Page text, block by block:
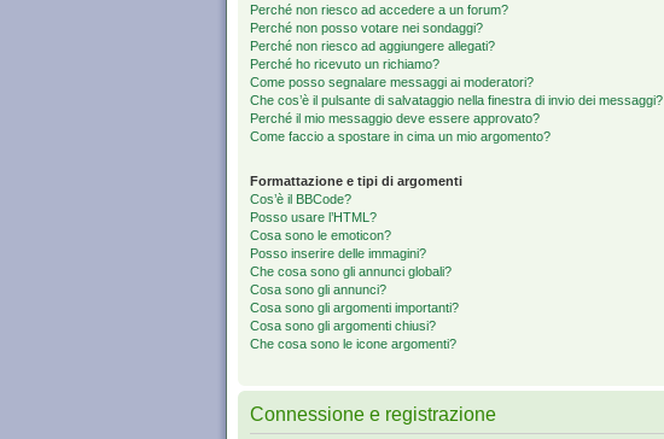
Perché non riesco ad accedere a un forum?
Perché non posso votare nei sondaggi?
Perché non riesco ad aggiungere allegati?
Perché ho ricevuto un richiamo?
Come posso segnalare messaggi ai moderatori?
Che cos’è il pulsante di salvataggio nella finestra di invio dei messaggi?
Perché il mio messaggio deve essere approvato?
Come faccio a spostare in cima un mio argomento?
Formattazione e tipi di argomenti
Cos’è il BBCode?
Posso usare l’HTML?
Cosa sono le emoticon?
Posso inserire delle immagini?
Che cosa sono gli annunci globali?
Cosa sono gli annunci?
Cosa sono gli argomenti importanti?
Cosa sono gli argomenti chiusi?
Che cosa sono le icone argomenti?
Connessione e registrazione